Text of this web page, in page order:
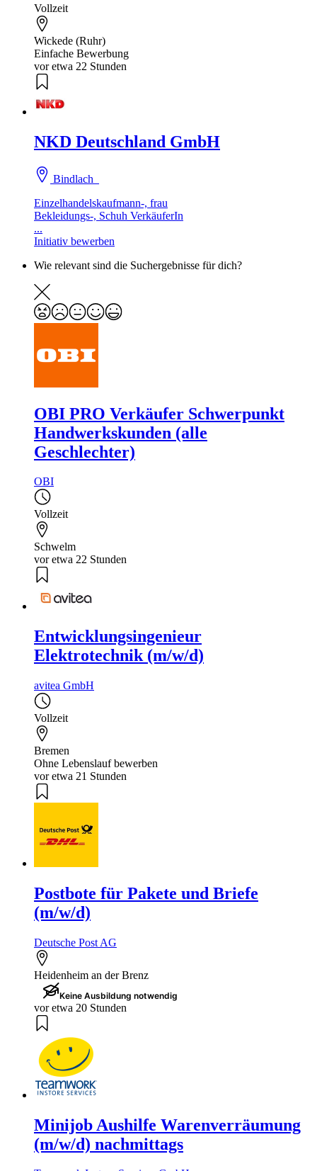
Vollzeit
Wickede (Ruhr)
Einfache Bewerbung
vor etwa 22 Stunden
NKD Deutschland GmbH
Bindlach
Einzelhandelskaufmann-, frau
Bekleidungs-, Schuh VerkäuferIn
...
Initiativ bewerben
Wie relevant sind die Suchergebnisse für dich?
OBI PRO Verkäufer Schwerpunkt
Handwerkskunden (alle
Geschlechter)
OBI
Vollzeit
Schwelm
vor etwa 22 Stunden
Entwicklungsingenieur
Elektrotechnik (m/w/d)
avitea GmbH
Vollzeit
Bremen
Ohne Lebenslauf bewerben
vor etwa 21 Stunden
Postbote für Pakete und Briefe
(m/w/d)
Deutsche Post AG
Heidenheim an der Brenz
Keine Ausbildung notwendig
vor etwa 20 Stunden
Minijob Aushilfe Warenverräumung
(m/w/d) nachmittags